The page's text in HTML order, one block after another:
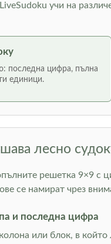
учи на
последна цифра, пълна
единици.
лесно
решетка 9×9 с
се намират чрез
и последна цифра
или блок, в